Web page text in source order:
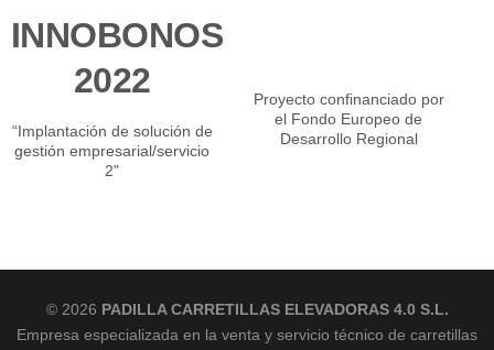
INNOBONOS
2022
“Implantación de solución de
gestión empresarial/servicio
2"
Proyecto confinanciado por
el Fondo Europeo de
Desarrollo Regional
© 2026 PADILLA CARRETILLAS ELEVADORAS 4.0 S.L.
Empresa especializada en la venta y servicio técnico de carretillas